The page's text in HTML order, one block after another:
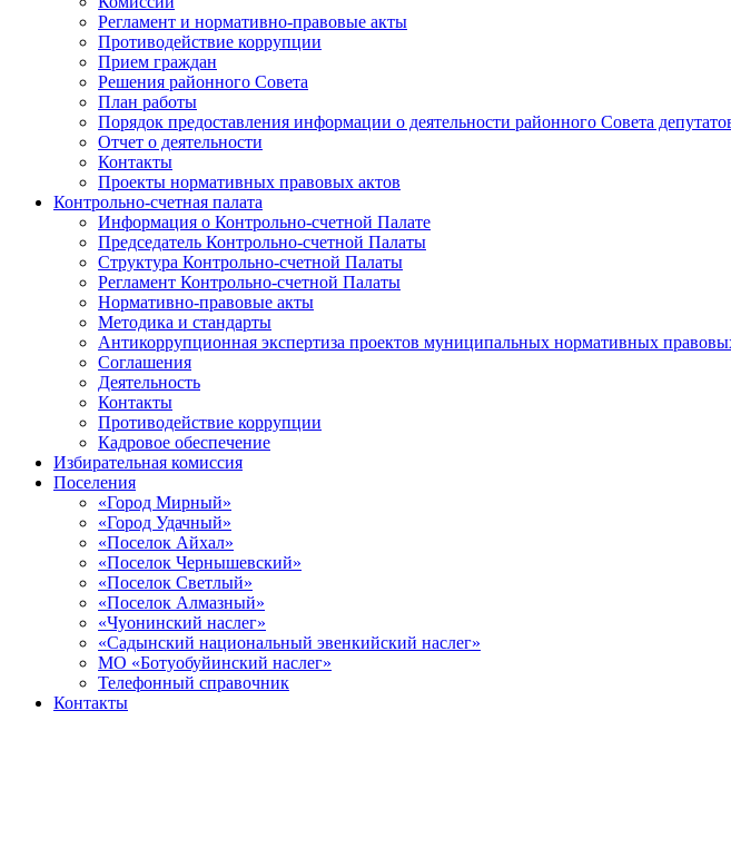
Регламент и нормативно-правовые акты
Противодействие коррупции
Прием граждан
Решения районного Совета
План работы
Порядок предоставления информации о деятельности районного Совета
Отчет о деятельности
Контакты
Проекты нормативных правовых актов
Контрольно-счетная палата
Информация о Контрольно-счетной Палате
Председатель Контрольно-счетной Палаты
Структура Контрольно-счетной Палаты
Регламент Контрольно-счетной Палаты
Нормативно-правовые акты
Методика и стандарты
Антикоррупционная экспертиза проектов муниципальных нормативных
Соглашения
Деятельность
Контакты
Противодействие коррупции
Кадровое обеспечение
Избирательная комиссия
Поселения
«Город Мирный»
«Город Удачный»
«Поселок Айхал»
«Поселок Чернышевский»
«Поселок Светлый»
«Поселок Алмазный»
«Чуонинский наслег»
«Садынский национальный эвенкийский наслег»
МО «Ботуобуйинский наслег»
Телефонный справочник
Контакты